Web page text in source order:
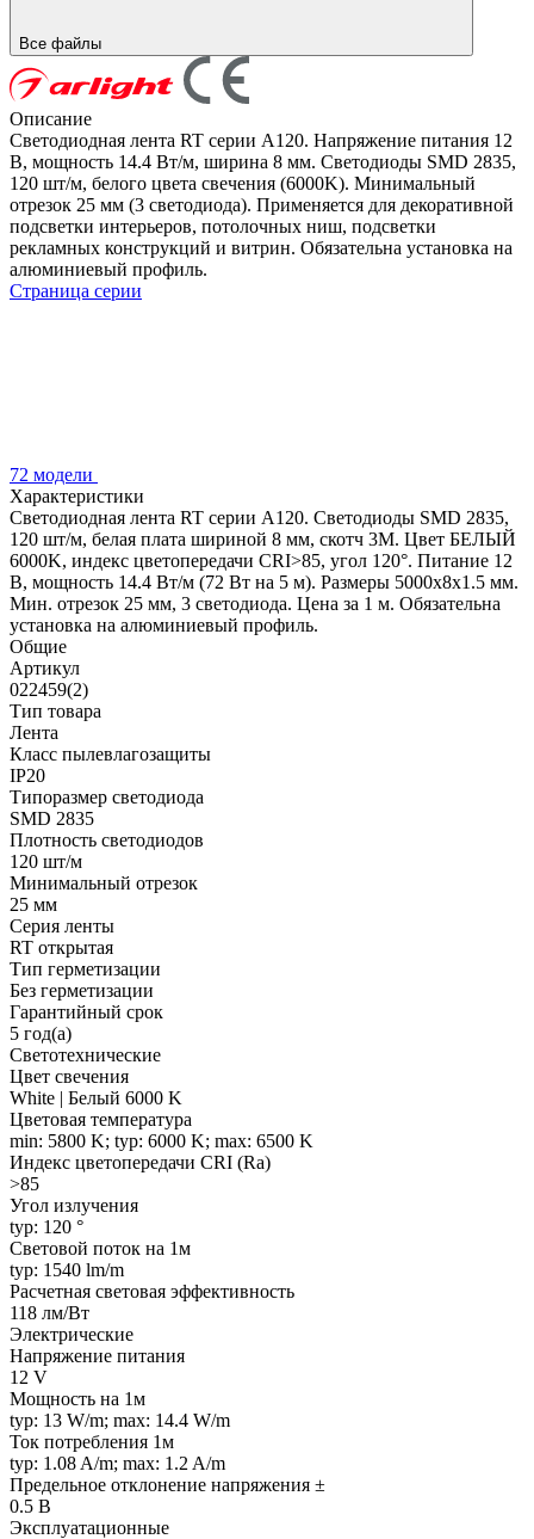
Все файлы
Описание
Светодиодная лента RT серии A120. Напряжение питания 12
В, мощность 14.4 Вт/м, ширина 8 мм. Светодиоды SMD 2835,
120 шт/м, белого цвета свечения (6000K). Минимальный
отрезок 25 мм (3 светодиода). Применяется для декоративной
подсветки интерьеров, потолочных ниш, подсветки
рекламных конструкций и витрин. Обязательна установка на
алюминиевый профиль.
Страница серии
72 модели
Характеристики
Светодиодная лента RT серии A120. Светодиоды SMD 2835,
120 шт/м, белая плата шириной 8 мм, скотч 3M. Цвет БЕЛЫЙ
6000K, индекс цветопередачи CRI>85, угол 120°. Питание 12
В, мощность 14.4 Вт/м (72 Вт на 5 м). Размеры 5000x8x1.5 мм.
Мин. отрезок 25 мм, 3 светодиода. Цена за 1 м. Обязательна
установка на алюминиевый профиль.
Общие
Артикул
022459(2)
Тип товара
Лента
Класс пылевлагозащиты
IP20
Типоразмер светодиода
SMD 2835
Плотность светодиодов
120 шт/м
Минимальный отрезок
25 мм
Серия ленты
RT открытая
Тип герметизации
Без герметизации
Гарантийный срок
5 год(а)
Светотехнические
Цвет свечения
White | Белый 6000 K
Цветовая температура
min: 5800 K; typ: 6000 K; max: 6500 K
Индекс цветопередачи CRI (Ra)
>85
Угол излучения
typ: 120 °
Световой поток на 1м
typ: 1540 lm/m
Расчетная световая эффективность
118 лм/Вт
Электрические
Напряжение питания
12 V
Мощность на 1м
typ: 13 W/m; max: 14.4 W/m
Ток потребления 1м
typ: 1.08 A/m; max: 1.2 A/m
Предельное отклонение напряжения ±
0.5 В
Эксплуатационные